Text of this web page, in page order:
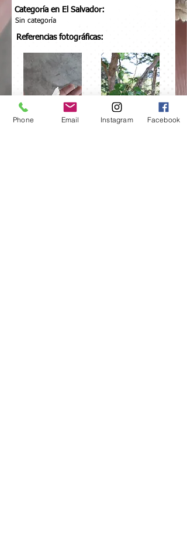
Categoría en El Salvador:
Sin categoría
Referencias fotográficas:
Phone Email Instagram Facebook